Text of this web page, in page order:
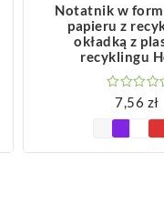
Notatnik w
papieru z
okładką z
recyklingu
7,56 zł